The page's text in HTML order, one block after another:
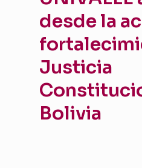
desde la
Justicia
Bolivia